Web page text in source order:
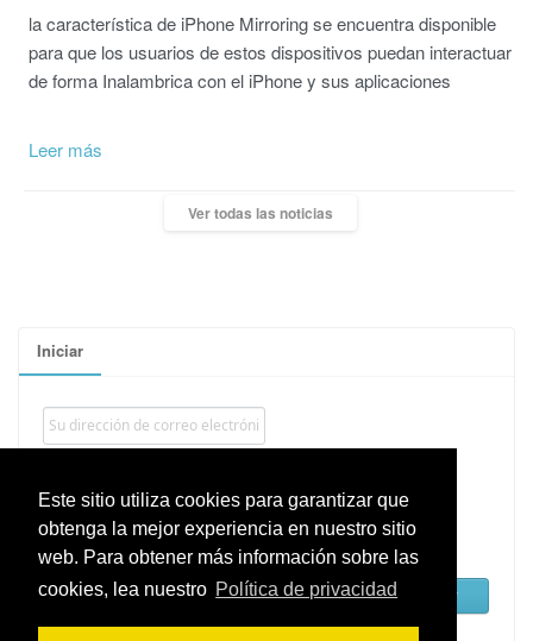
Este sitio utiliza cookies para garantizar que
obtenga la mejor experiencia en nuestro sitio
web. Para obtener más información sobre las
cookies, lea nuestro Política de privacidad
Iniciar
Recordarme
¿Recuperar?
la característica de iPhone Mirroring se encuentra disponible
para que los usuarios de estos dispositivos puedan interactuar
de forma Inalambrica con el iPhoney sus aplicaciones
Leer más
Ver todas las noticias